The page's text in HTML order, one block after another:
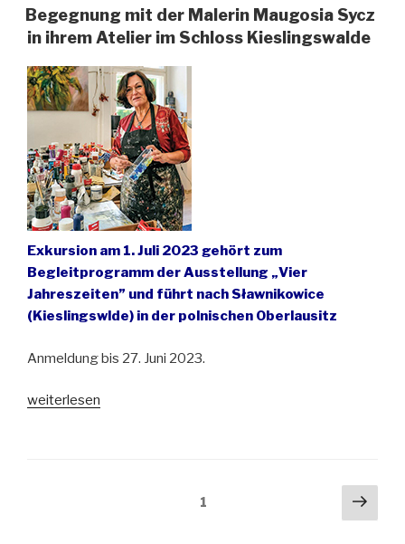
Glaswettbewerb
in
Begegnung mit der Malerin Maugosia Sycz
in ihrem Atelier im Schloss Kieslingswalde
Exkursion am 1. Juli 2023 gehört zum
Begleitprogramm der Ausstellung „Vier
Jahreszeiten” und führt nach Sławnikowice
(Kieslingswlde) in der polnischen Oberlausitz
Anmeldung bis 27. Juni 2023.
„Begegnung
weiterlesen
Seitennummerierung1